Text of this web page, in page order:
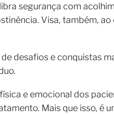
segurança com
Visa, também,
desafios e conquistas
e emocional dos
Mais que isso, é